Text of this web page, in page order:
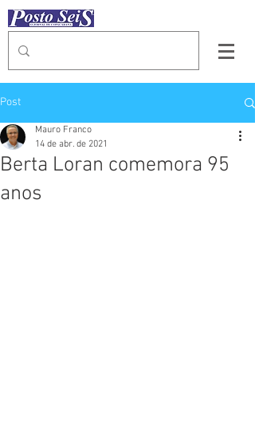
Post
Berta Loran comemora 95
anos
Mauro Franco
14 de abr. de 2021